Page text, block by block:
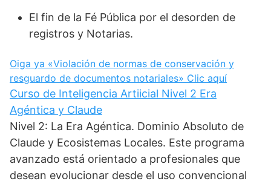
El fin de la Fé Pública por el desorden de
registros y Notarias.
Oiga ya «Violación de normas de conservación y
resguardo de documentos notariales» Clic aquí
Curso de Inteligencia Artiicial Nivel 2 Era
Agéntica y Claude
Nivel 2: La Era Agéntica. Dominio Absoluto de
Claude y Ecosistemas Locales. Este programa
avanzado está orientado a profesionales que
desean evolucionar desde el uso convencional